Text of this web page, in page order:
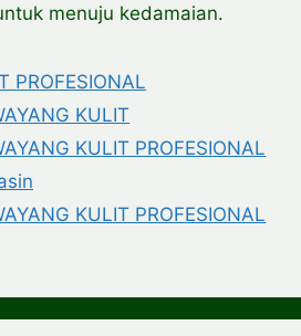
menuju kedamaian.
PROFESIONAL
KULIT
KULIT PROFESIONAL
KULIT PROFESIONAL